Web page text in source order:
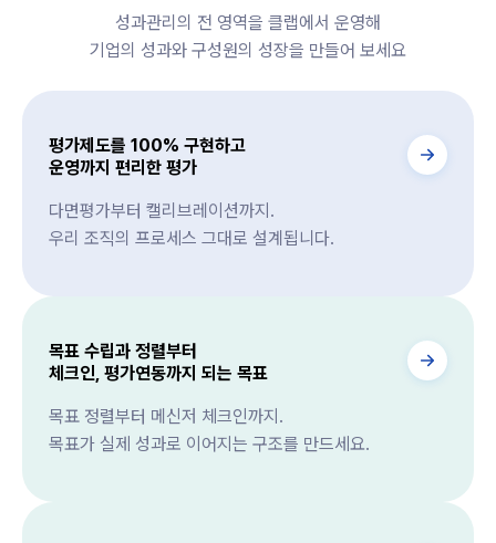
성과관리의 전 영역을 클랩에서 운영해
기업의 성과와 구성원의 성장을 만들어 보세요
평가제도를 100% 구현하고
운영까지 편리한 평가
다면평가부터 캘리브레이션까지.
우리 조직의 프로세스 그대로 설계됩니다.
목표 수립과 정렬부터
체크인, 평가연동까지 되는 목표
목표 정렬부터 메신저 체크인까지.
목표가 실제 성과로 이어지는 구조를 만드세요.